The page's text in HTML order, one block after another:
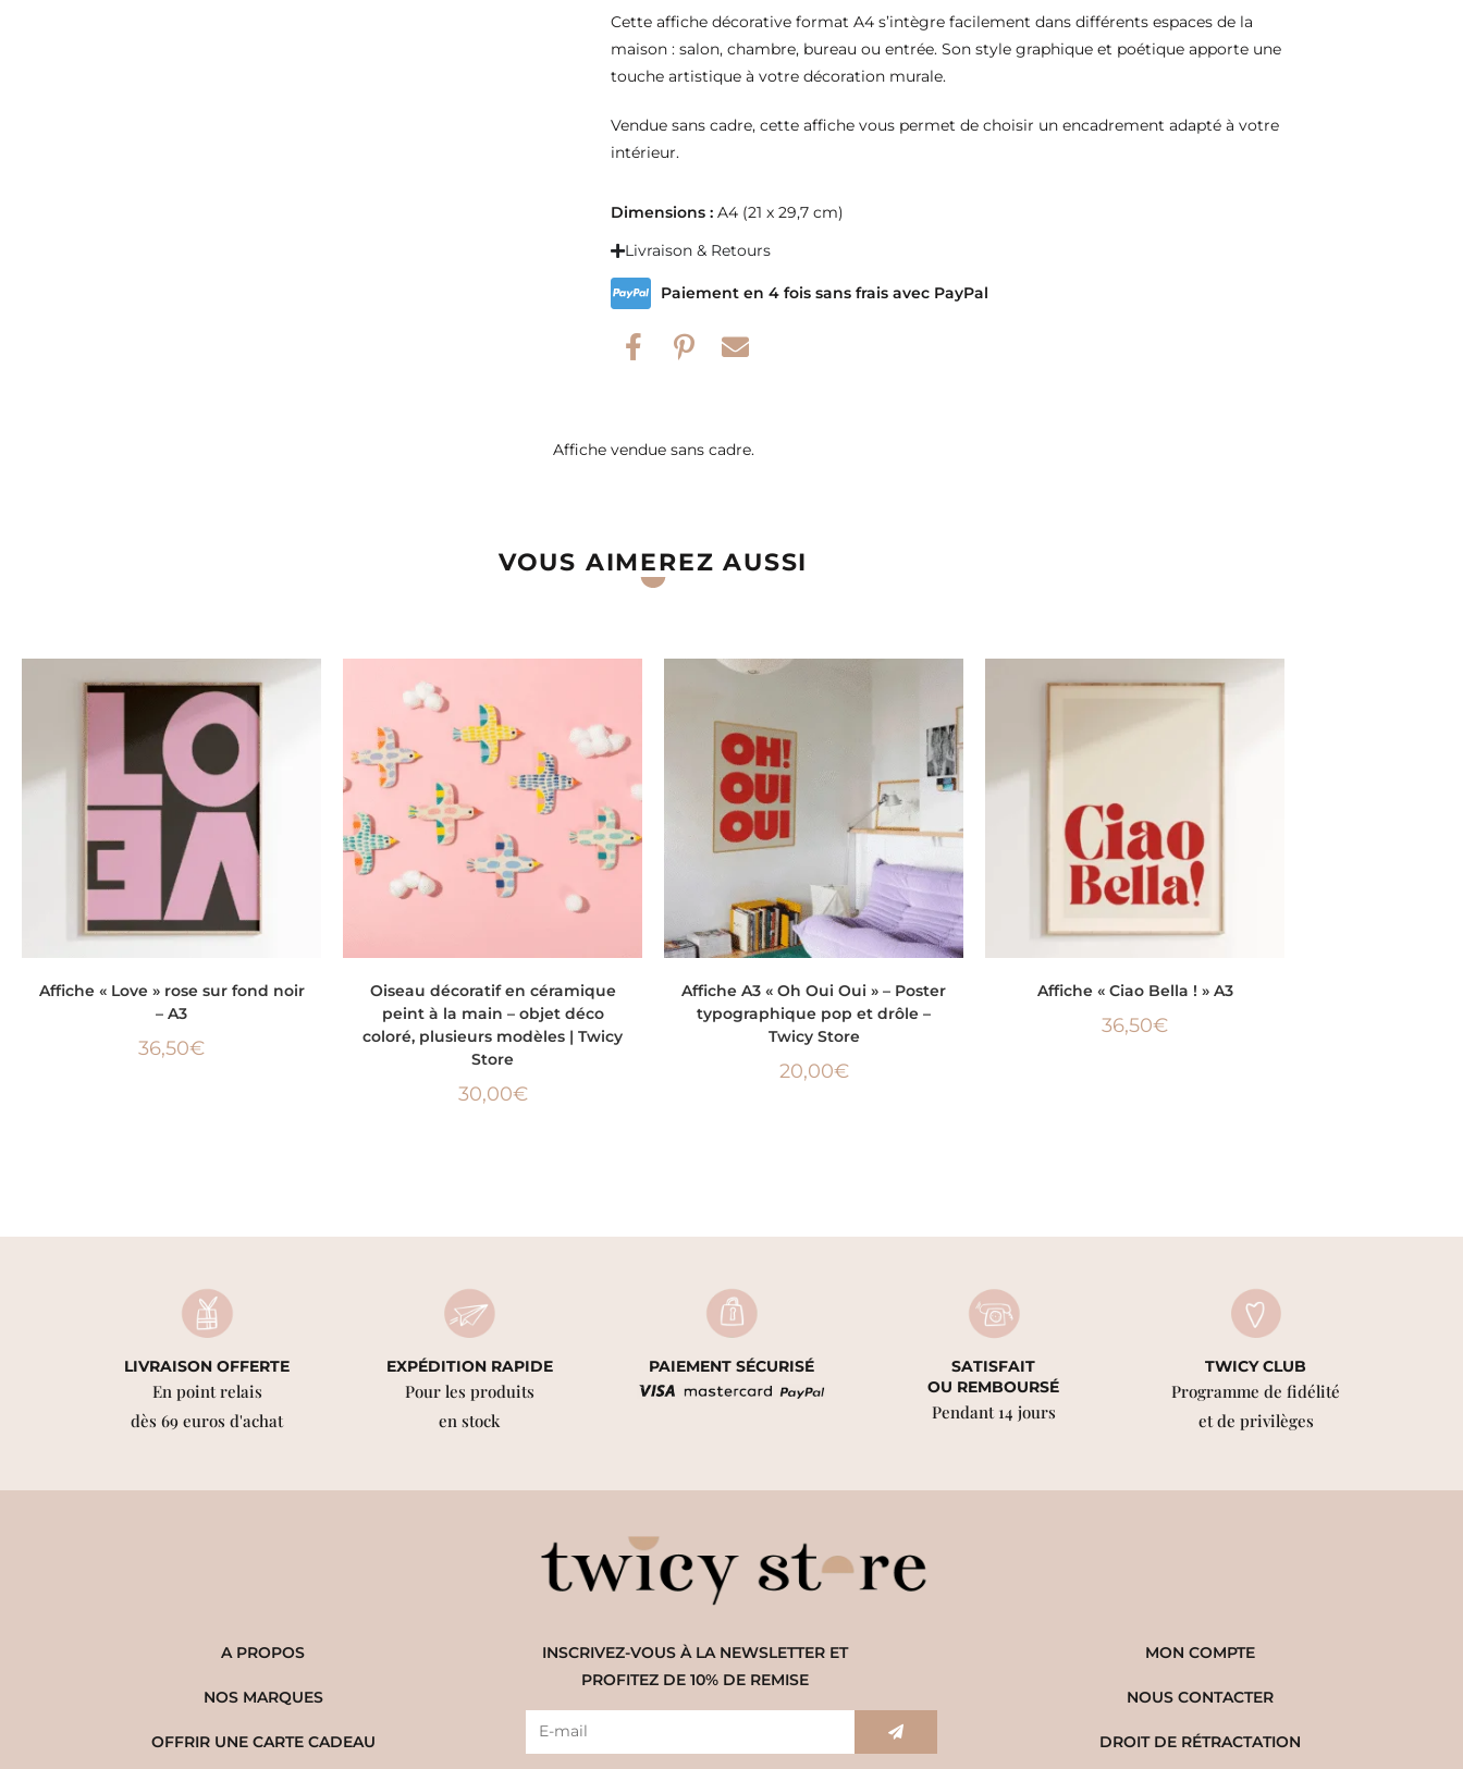
Cette affiche décorative format A4 s’intègre facilement dans différents espaces de la
maison : salon, chambre, bureau ou entrée. Son style graphique et poétique apporte une
touche artistique à votre décoration murale.
Vendue sans cadre, cette affiche vous permet de choisir un encadrement adapté à votre
intérieur.
Dimensions : A4 (21 x 29,7 cm)
Livraison & Retours
Paiement en 4 fois sans frais avec PayPal
Affiche vendue sans cadre.
VOUS AIMEREZ AUSSI
Affiche « Love » rose sur fond noir
– A3
36,50€
Oiseau décoratif en céramique
peint à la main – objet déco
coloré, plusieurs modèles | Twicy
Store
30,00€
Affiche A3 « Oh Oui Oui » – Poster
typographique pop et drôle –
Twicy Store
20,00€
Affiche « Ciao Bella ! » A3
36,50€
LIVRAISON OFFERTE
En point relais
dès 69 euros d'achat
EXPÉDITION RAPIDE
Pour les produits
en stock
PAIEMENT SÉCURISÉ
SATISFAIT
OU REMBOURSÉ
Pendant 14 jours
TWICY CLUB
Programme de fidélité
et de privilèges
A PROPOS
NOS MARQUES
OFFRIR UNE CARTE CADEAU
INSCRIVEZ-VOUS À LA NEWSLETTER ET
PROFITEZ DE 10% DE REMISE
MON COMPTE
NOUS CONTACTER
DROIT DE RÉTRACTATION